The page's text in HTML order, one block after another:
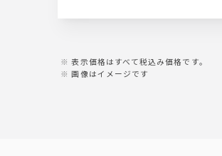
・トマトサワー
表示価格はすべて税込み価格です。
画像はイメージです